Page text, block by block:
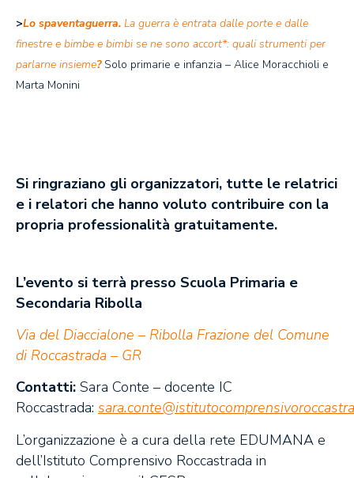
>Lo spaventaguerra. La guerra è entrata dalle porte e dalle
finestre e bimbe e bimbi se ne sono accort*: quali strumenti per
parlarne insieme?Solo primarie e infanzia – Alice Moracchioli e
Marta Monini
Si ringraziano gli organizzatori, tutte le relatrici
e i relatori che hanno voluto contribuire con la
propria professionalità gratuitamente.
L’evento si terrà presso Scuola Primaria e
Secondaria Ribolla
Via del Diaccialone – Ribolla Frazione del Comune
di Roccastrada – GR
Contatti: Sara Conte – docente IC
Roccastrada:
L’organizzazione è a cura della rete EDUMANA e
dell’Istituto Comprensivo Roccastrada in